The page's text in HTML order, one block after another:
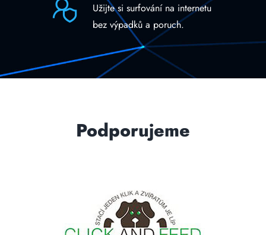
Užijte si surfování na internetu
bez výpadků a poruch.
Podporujeme